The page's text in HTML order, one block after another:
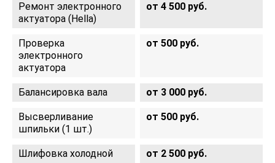
Ремонт электронного
актуатора (Hella)
от 4 500 руб.
Проверка
электронного
актуатора
от 500 руб.
Балансировка вала от 3 000 руб.
Высверливание
шпильки (1 шт.)
от 500 руб.
Шлифовка холодной
от 2 500 руб.